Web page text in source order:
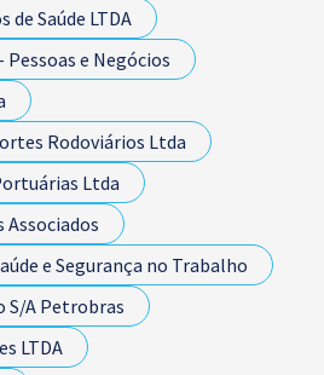
Saúde LTDA
Pessoas e Negócios
Rodoviários Ltda
Ltda
Associados
e Segurança no Trabalho
A Petrobras
LTDA